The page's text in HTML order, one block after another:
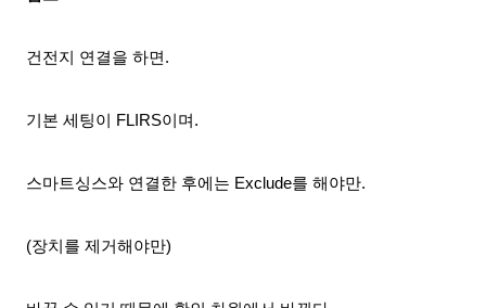
건전지 연결을 하면.
기본 세팅이 FLIRS이며.
스마트싱스와 연결한 후에는 Exclude를 해야만.
(장치를 제거해야만)